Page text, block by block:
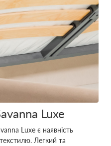
Luxe
Luxe є наявність
Легкий та